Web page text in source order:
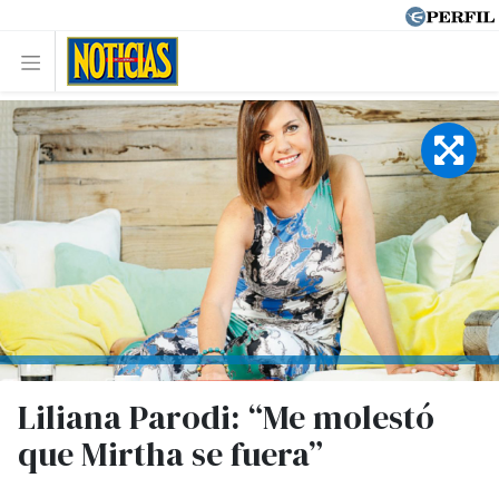
Liliana Parodi: “Me molestó
que Mirtha se fuera”